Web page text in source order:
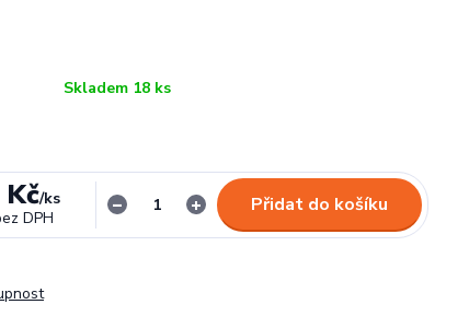
Skladem 18 ks
Kč/ks
DPH
Přidat do košíku